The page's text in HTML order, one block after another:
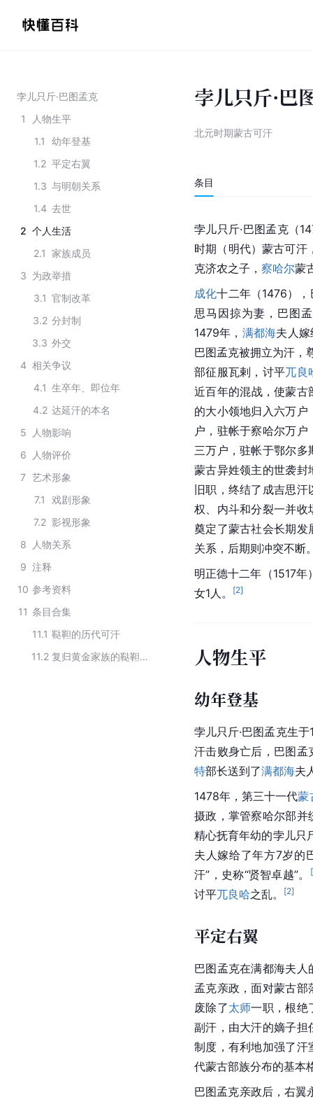
孛儿只斤·巴图孟克
1
人物生平
1.1
幼年登基
1.2 平定右翼
1.3 与明朝关系
1.4 去世
2 个人生活
2.1 家族成员
3 为政举措
3.1 官制改革
3.2 分封制
3.3 外交
4 相关争议
4.1 生卒年、即位年
4.2 达延汗的本名
5
人物影响
6
人物评价
7 艺术形象
7.1
戏剧形象
7.2 影视形象
8
人物关系
9 注释
10 参考资料
11 条目合集
11.1 鞑靼的历代可汗
11.2
复归黄金家族的鞑靼大汗名单
孛儿只斤·巴
北元时期蒙古可汗
条目
孛儿只斤·巴图孟克（
时期（明代）蒙古可汗
克济农之子， 察哈尔蒙
成化十二年（1476）
思马因掠为妻，巴图
1479年， 满都海夫人
巴图孟克被拥立为汗，
部征服瓦剌，讨平兀良
近百年的混战，使蒙
的大小领地归入六万
户，驻帐于察哈尔万
三万户，驻帐于鄂尔
蒙古异姓领主的世袭封
旧职，终结了成吉思
权、内斗和分裂一并
奠定了蒙古社会长期
关系，后期则冲突不断
明正德十二年（1517
女1人。
[2]
人物生平
幼年登基
孛儿只斤·巴图孟克生
汗击败身亡后，巴图
特部长送到了满都海夫
1478年，第三十一代蒙
摄政，掌管察哈尔部
精心抚育年幼的孛儿只
夫人嫁给了年方7岁的
汗”，史称“贤智卓越”。
[
讨平兀良哈之乱。 [2]
平定右翼
巴图孟克在满都海夫
孟克亲政，面对蒙古
废除了太师一职，根绝
副汗，由大汗的嫡子担
制度，有利地加强了汗
代蒙古部族分布的基本
巴图孟克亲政后，右翼